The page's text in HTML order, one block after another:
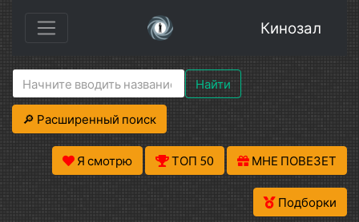
Кинозал
Найти
🔎 Расширенный поиск
Я смотрю ТОП 50 МНЕ ПОВЕЗЕТ
Подборки